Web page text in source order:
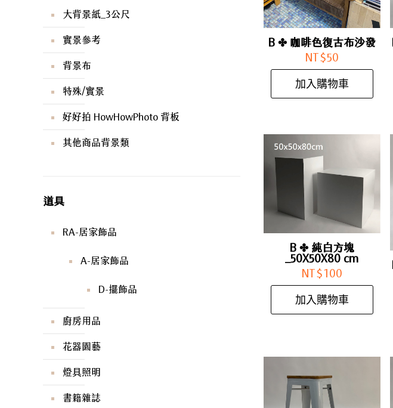
B ✤ 咖啡色復古布沙發
NT$50
加入購物車
B ✤ 純白方塊
_50X50X80 cm
NT$ 100
加入購物車
大背景紙_3公尺
實景參考
背景布
特殊/實景
好好拍 HowHowPhoto 背板
其他商品背景類
道具
RA-居家飾品
A-居家飾品
D-擺飾品
廚房用品
花器園藝
燈具照明
書籍雜誌